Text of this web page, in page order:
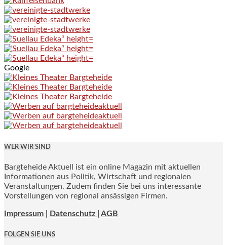
Google
WER WIR SIND
Bargteheide Aktuell ist ein online Magazin mit aktuellen
Informationen aus Politik, Wirtschaft und regionalen
Veranstaltungen. Zudem finden Sie bei uns interessante
Vorstellungen von regional ansässigen Firmen.
Impressum Datenschutz | AGB
FOLGEN SIE UNS